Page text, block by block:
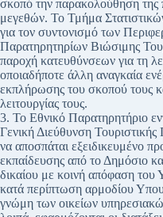
σκοπό την παρακολούθηση της
μεγεθών. Το Τμήμα
για τον συντονισμό των
Παρατηρητηρίων Βιώσιμης
παροχή κατευθύνσεων για τη
οποιαδήποτε άλλη αναγκαία
εκπλήρωσης του σκοπού τους
λειτουργίας τους.
3. Το Εθνικό Παρατηρητήριο
Γενική Διεύθυνση Τουριστικής
να αποσπάται εξειδικευμένο
εκπαίδευσης από το Δημόσιο
δικαίου με κοινή απόφαση
κατά περίπτωση αρμοδίου
γνώμη των οικείων